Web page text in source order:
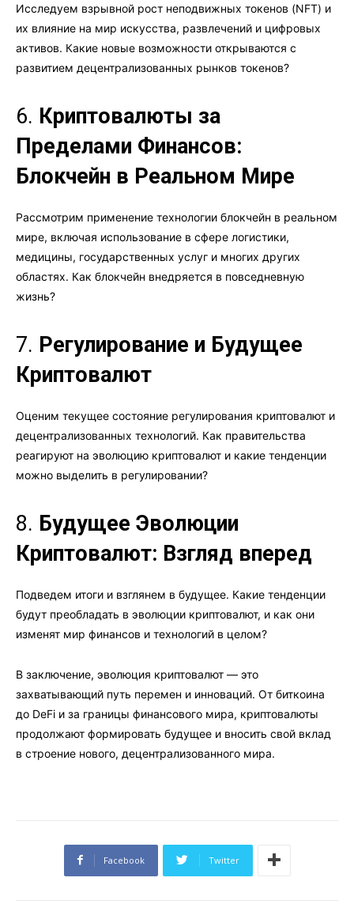
Исследуем взрывной рост неподвижных токенов (NFT) и
их влияние на мир искусства, развлечений и цифровых
активов. Какие новые возможности открываются с
развитием децентрализованных рынков токенов?
6. Криптовалюты за
Пределами Финансов:
Блокчейн в Реальном Мире
Рассмотрим применение технологии блокчейн в реальном
мире, включая использование в сфере логистики,
медицины, государственных услуг и многих других
областях. Как блокчейн внедряется в повседневную
жизнь?
7. Регулирование и Будущее
Криптовалют
Оценим текущее состояние регулирования криптовалют и
децентрализованных технологий. Как правительства
реагируют на эволюцию криптовалют и какие тенденции
можно выделить в регулировании?
8. Будущее Эволюции
Криптовалют: Взгляд вперед
Подведем итоги и взглянем в будущее. Какие тенденции
будут преобладать в эволюции криптовалют, и как они
изменят мир финансов и технологий в целом?
В заключение, эволюция криптовалют — это
захватывающий путь перемен и инноваций. От биткоина
до DeFi и за границы финансового мира, криптовалюты
продолжают формировать будущее и вносить свой вклад
в строение нового, децентрализованного мира.
Facebook Twitter